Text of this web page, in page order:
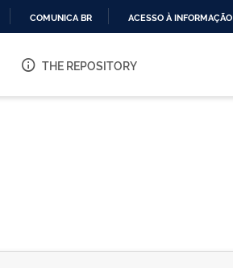
O
COMUNICA BR ACESSO À INFORMAÇÃO
THE REPOSITORY